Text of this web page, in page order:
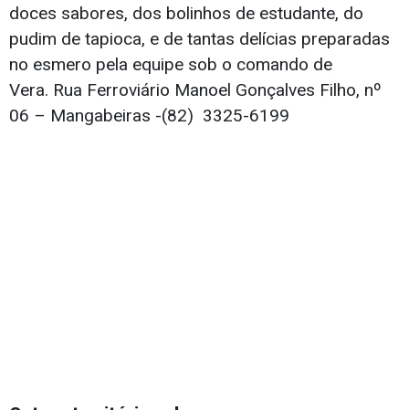
doces sabores, dos bolinhos de estudante, do
pudim de tapioca, e de tantas delícias preparadas
no esmero pela equipe sob o comando de
Vera. Rua Ferroviário Manoel Gonçalves Filho, nº
06 – Mangabeiras -(82) 3325-6199